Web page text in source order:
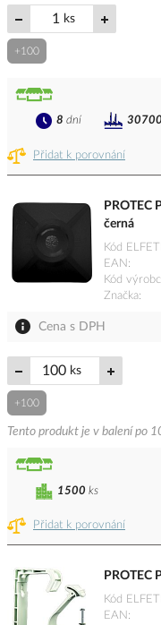
ks
+100
Přidat k porovnání
8 dní 30700
PROTEC
černá
Kód
EAN
Kód
Značka
Cena s DPH
ks
+100
Tento produkt je v balení po
Přidat k porovnání
1500 ks
PROTEC
Kód
EAN